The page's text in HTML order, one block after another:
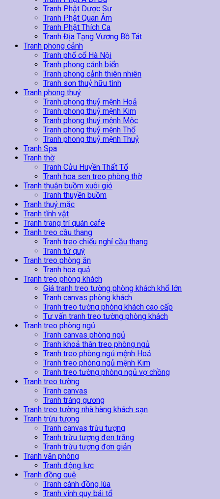
Tranh Phật Dược Sư
Tranh Phật Quan Âm
Tranh Phật Thích Ca
Tranh Địa Tạng Vương Bồ Tát
Tranh phong cảnh
Tranh phố cổ Hà Nội
Tranh phong cảnh biển
Tranh phong cảnh thiên nhiên
Tranh sơn thuỷ hữu tình
Tranh phong thuỷ
Tranh phong thuỷ mệnh Hoả
Tranh phong thuỷ mệnh Kim
Tranh phong thuỷ mệnh Mộc
Tranh phong thuỷ mệnh Thổ
Tranh phong thuỷ mệnh Thuỷ
Tranh Spa
Tranh thờ
Tranh Cửu Huyền Thất Tổ
Tranh hoa sen treo phòng thờ
Tranh thuận buồm xuôi gió
Tranh thuyền buồm
Tranh thuỷ mặc
Tranh tĩnh vật
Tranh trang trí quán cafe
Tranh treo cầu thang
Tranh treo chiếu nghỉ cầu thang
Tranh tứ quý
Tranh treo phòng ăn
Tranh hoa quả
Tranh treo phòng khách
Giá tranh treo tường phòng khách khổ lớn
Tranh canvas phòng khách
Tranh treo tường phòng khách cao cấp
Tư vấn tranh treo tường phòng khách
Tranh treo phòng ngủ
Tranh canvas phòng ngủ
Tranh khoả thân treo phòng ngủ
Tranh treo phòng ngủ mệnh Hoả
Tranh treo phòng ngủ mệnh Kim
Tranh treo tường phòng ngủ vợ chồng
Tranh treo tường
Tranh canvas
Tranh tráng gương
Tranh treo tường nhà hàng khách sạn
Tranh trừu tượng
Tranh canvas trừu tượng
Tranh trừu tượng đen trắng
Tranh trừu tượng đơn giản
Tranh văn phòng
Tranh động lực
Tranh đồng quê
Tranh cánh đồng lúa
Tranh vinh quy bái tổ